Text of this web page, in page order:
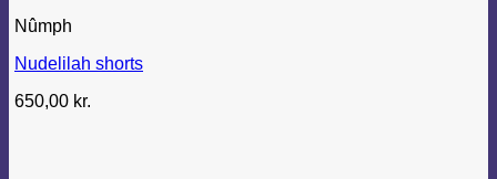
Nûmph
Nudelilah shorts
650,00 kr.